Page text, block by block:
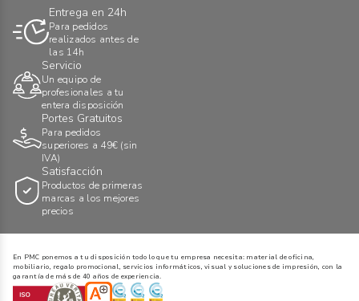
Entrega en 24h
Para pedidos
realizados antes de
las 14h
Servicio
Un equipo de
profesionales a tu
entera disposición
Portes Gratuitos
Para pedidos
superiores a 49€ (sin
IVA)
Satisfacción
Productos de primeras
marcas a los mejores
precios
En PMC ponemos a tu disposición todo lo que tu empresa necesita: material de oficina,
mobiliario, regalo promocional, servicios informáticos, visual y soluciones de impresión, con la
garantía de más de 40 años de experiencia.